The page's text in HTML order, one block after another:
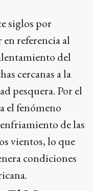
siglos por
en referencia al
del
cercanas a la
pesquera. Por el
el fenómeno
de las
vientos, lo que
condiciones